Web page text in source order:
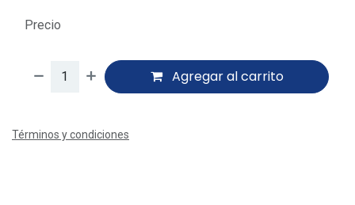
Agregar al carrito
Precio
Términos y condiciones